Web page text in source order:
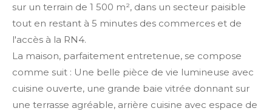
sur un terrain de 1 500 m², dans un secteur paisible
tout en restant à 5 minutes des commerces et de
l'accès à la RN4.
La maison, parfaitement entretenue, se compose
comme suit : Une belle pièce de vie lumineuse avec
cuisine ouverte, une grande baie vitrée donnant sur
une terrasse agréable, arrière cuisine avec espace de